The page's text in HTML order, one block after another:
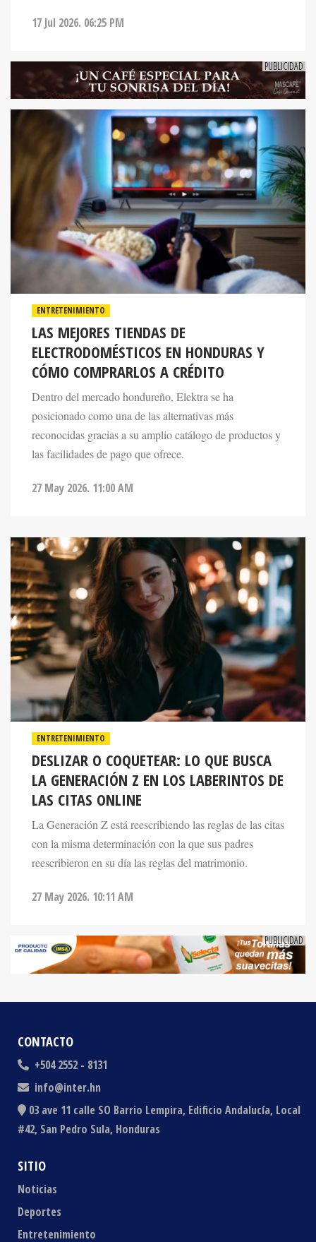
17 Jul 2026. 06:25 PM
LAS MEJORES TIENDAS DE
ELECTRODOMÉSTICOS EN HONDURAS Y
CÓMO COMPRARLOS A CRÉDITO
Dentro del mercado hondureño, Elektra se ha
posicionado como una de las alternativas más
reconocidas gracias a su amplio catálogo de productos y
las facilidades de pago que ofrece.
ENTRETENIMIENTO
DESLIZAR O COQUETEAR: LO QUE BUSCA
LA GENERACIÓN Z EN LOS LABERINTOS DE
LAS CITAS ONLINE
La Generación Z está reescribiendo las reglas de las citas
con la misma determinación con la que sus padres
reescribieron en su día las reglas del matrimonio.
CONTACTO
+504 2552 - 8131
info@inter.hn
03 ave 11 calle SO Barrio Lempira, Edificio Andalucía, Local
#42, San Pedro Sula, Honduras
SITIO
Noticias
Deportes
Entretenimiento